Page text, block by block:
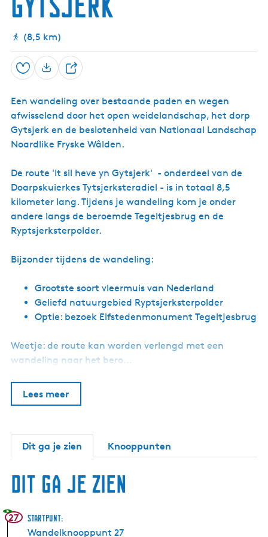
e
g
t
s
b
u
g
t
s
j
r
k
(8,5 km)
Opslaan
D
e
l
Een wandeling over bestaande paden en wegen
afwisselend door het open weidelandschap, het dorp
Gytsjerk en de beslotenheid van Nationaal Landschap
Noardlike Fryske Wâlden.
De route 'It sil heve yn Gytsjerk' - onderdeel van de
Doarpskuierkes Tytsjerksteradiel - is in totaal 8,5
kilometer lang. Tijdens je wandeling kom je onder
andere langs de beroemde Tegeltjesbrug en de
Ryptsjerksterpolder.
Bijzonder tijdens de wandeling:
Grootste soort vleermuis van Nederland
Geliefd natuurgebied Ryptsjerksterpolder
Optie: bezoek Elfstedenmonument Tegeltjesbrug
Weetje: de route kan worden verlengd met een
wandeling naar het bero…
Lees meer
Dit ga je zien Knooppunten
Dit ga je zien
27 Startpunt:
Wandelknooppunt 27